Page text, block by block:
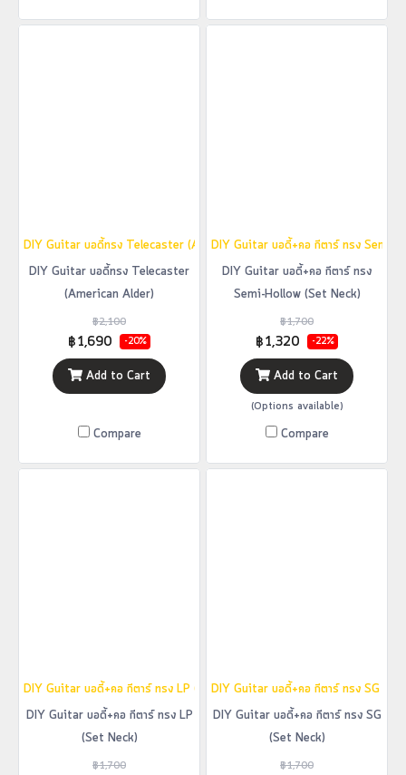
DIY Guitar บอดี้ทรง Telecaster (American Alder)
DIY Guitar บอดี้ทรง Telecaster
(American Alder)
฿2,100
฿1,690 -20%
Add to Cart
Compare
DIY Guitar บอดี้+คอ กีตาร์ ทรง Semi-
DIY Guitar บอดี้+คอ กีตาร์ ทรง
Semi-Hollow (Set Neck)
฿1,700
฿1,320 -22%
Add to Cart
(Options available)
Compare
DIY Guitar บอดี้+คอ กีตาร์ ทรง LP (Set Neck)
DIY Guitar บอดี้+คอ กีตาร์ ทรง LP
(Set Neck)
฿1,700
DIY Guitar บอดี้+คอ กีตาร์ ทรง SG
DIY Guitar บอดี้+คอ กีตาร์ ทรง SG
(Set Neck)
฿1,700